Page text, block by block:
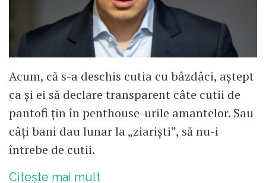
Acum, că s-a deschis cutia cu bâzdâci, aștept
ca și ei să declare transparent câte cutii de
pantofi țin în penthouse-urile amantelor. Sau
câți bani dau lunar la „ziariști”, să nu-i
întrebe de cutii.
Citește mai mult